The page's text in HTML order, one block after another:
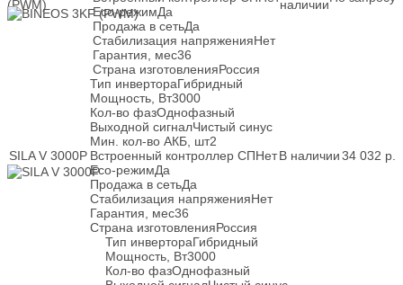
(PWM)
Eco-режимДа
Продажа в сетьДа
Стабилизация напряженияНет
Гарантия, мес36
Страна изготовленияРоссия
наличии
SILA V 3000P
Тип инвертораГибридный
Мощность, Вт3000
Кол-во фазОднофазный
Выходной сигналЧистый синус
Мин. кол-во АКБ, шт2
Встроенный контроллер СПНет
Eco-режимДа
Продажа в сетьДа
Стабилизация напряженияНет
Гарантия, мес36
Страна изготовленияРоссия
В наличии34 032 р.
Тип инвертораГибридный
Мощность, Вт3000
Кол-во фазОднофазный